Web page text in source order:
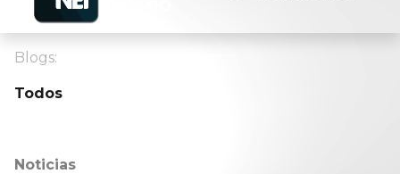
Blogs:
Todos
Noticias